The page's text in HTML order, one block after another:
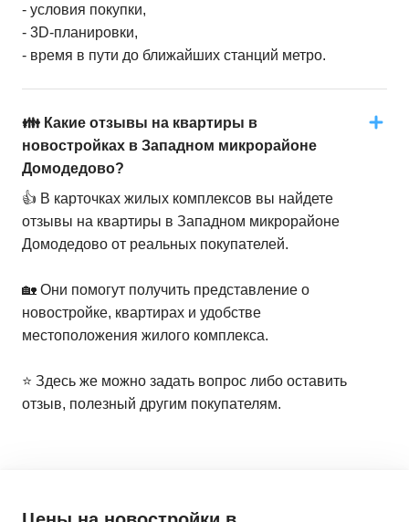
- условия покупки,
- 3D-планировки,
- время в пути до ближайших станций метро.
👪 Какие отзывы на квартиры в
новостройках в Западном микрорайоне
Домодедово?
👍 В карточках жилых комплексов вы найдете
отзывы на квартиры в Западном микрорайоне
Домодедово от реальных покупателей.
🏡 Они помогут получить представление о
новостройке, квартирах и удобстве
местоположения жилого комплекса.
⭐️ Здесь же можно задать вопрос либо оставить
отзыв, полезный другим покупателям.